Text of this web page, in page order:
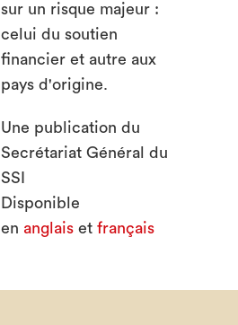
sur un risque majeur :
celui du soutien
financier et autre aux
pays d'origine.
Une publication du
Secrétariat Général du
SSI
Disponible
en anglais etfrançais